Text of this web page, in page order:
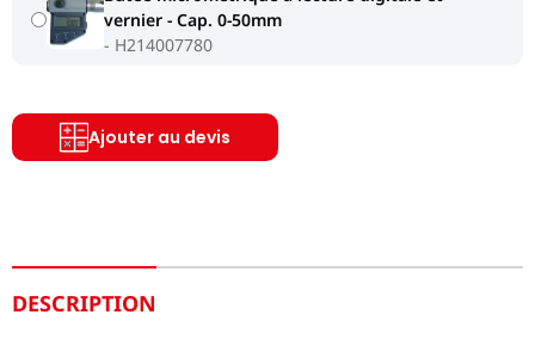
vernier - Cap. 0-50mm
H214007780
Ajouter au devis
DESCRIPTION